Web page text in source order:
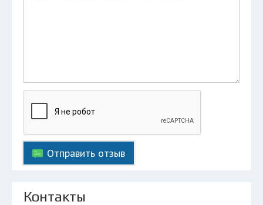
Отправить отзыв
Контакты